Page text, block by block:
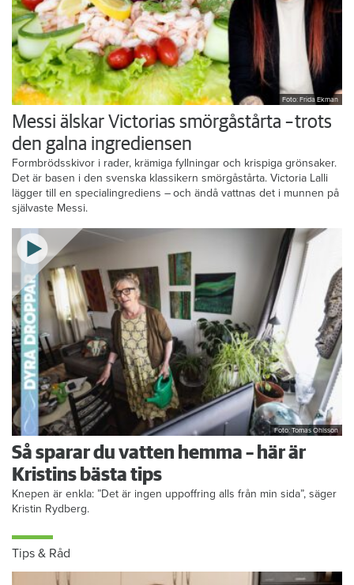
Foto: Frida Ekman
Messi älskar Victorias smörgåstårta – trots
den galna ingrediensen
Formbrödsskivor i rader, krämiga fyllningar och krispiga grönsaker.
Det är basen i den svenska klassikern smörgåstårta. Victoria Lalli
lägger till en specialingrediens – och ändå vattnas det i munnen på
självaste Messi.
Foto: Tomas Ohlsson
Så sparar du vatten hemma – här är
Kristins bästa tips
Knepen är enkla: ”Det är ingen uppoffring alls från min sida”, säger
Kristin Rydberg.
Tips & Råd